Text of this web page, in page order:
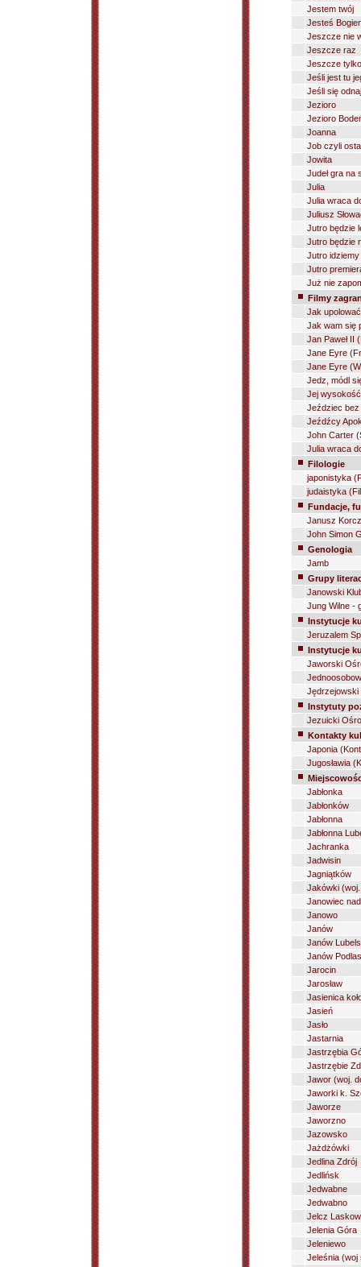
Jestem twój
Jesteś
Jeszcze nie
Jeszcze raz
Jeszcze
Jeśli jest tu
Jeśli się
Jezioro
Jezioro
Joanna
Job czyli
Jowita
Judeł gra na
Julia
Julia wraca
Juliusz
Jutro będzie
Jutro będzie
Jutro idziemy
Jutro
Już nie
Filmy
Jak
Jak wam się
Jan Paweł II
Jane Eyre
Jane Eyre
Jedz, módl
Jej
Jeździec bez
Jeźdźcy
John Carter
Julia wraca
Filologie
japonistyka
judaistyka
Fundacje,
Janusz
John Simon
Genologia
Jamb
Grupy
Janowski
Jung Wilne -
Instytucje
Jeruzalem
Instytucje
Jaworski
Jędrzejowski
Instytuty
Jezuicki
Kontakty
Japonia
Jugosławia
Jabłonka
Jabłonków
Jabłonna
Jabłonna
Jachranka
Jadwisin
Jagniątków
Jakówki (woj.
Janowiec nad
Janowo
Janów
Janów
Janów
Jarocin
Jarosław
Jasienica
Jasień
Jasło
Jastarnia
Jastrzębia
Jastrzębie
Jawor (woj.
Jaworki k.
Jaworze
Jaworzno
Jazowsko
Jażdżówki
Jedlina Zdrój
Jedlińsk
Jedwabne
Jedwabno
Jelcz
Jelenia Góra
Jeleniewo
Jeleśnia (woj